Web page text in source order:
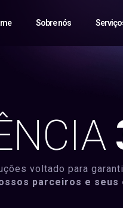
Sobre nós
voltado para
parceiros e seus